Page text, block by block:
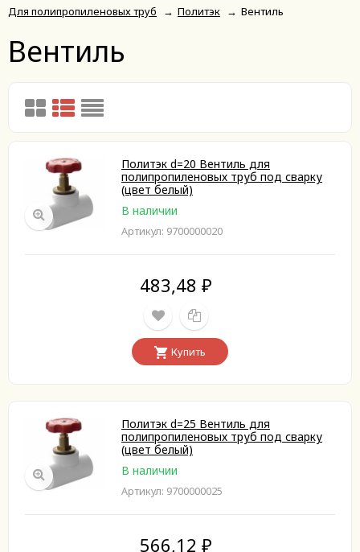
Для полипропиленовых труб
→ Политэк → Вентиль
Вентиль
Политэк d=20 Вентиль для
полипропиленовых труб под сварку
(цвет белый)
В наличии
Артикул: 9700000020
483,48 ₽
Купить
Политэк d=25 Вентиль для
полипропиленовых труб под сварку
(цвет белый)
В наличии
Артикул: 9700000025
566,12 ₽